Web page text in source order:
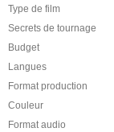
Type de film
Secrets de tournage
Budget
Langues
Format production
Couleur
Format audio